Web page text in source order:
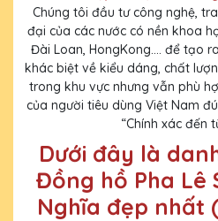
Chúng tôi đầu tư công nghệ,
đại của các nước có nền khoa
Đài Loan, HongKong.... để tạo
khác biệt về kiểu dáng, chất
trong khu vực nhưng vẫn phù
của người tiêu dùng Việt Nam
“Chính xác đến
Dưới đây là
Đồng hồ Pha Lê
Nghĩa đẹp nhất